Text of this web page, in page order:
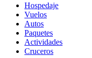
Hospedaje
Vuelos
Autos
Paquetes
Actividades
Cruceros